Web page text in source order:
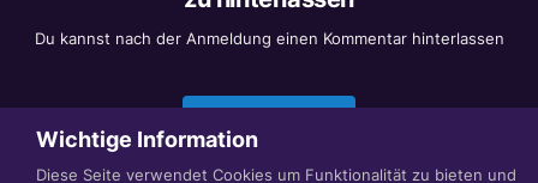
Du kannst nach der Anmeldung einen Kommentar hinterlassen
Wichtige Information
Diese Seite verwendet Cookies um Funktionalität zu bieten und